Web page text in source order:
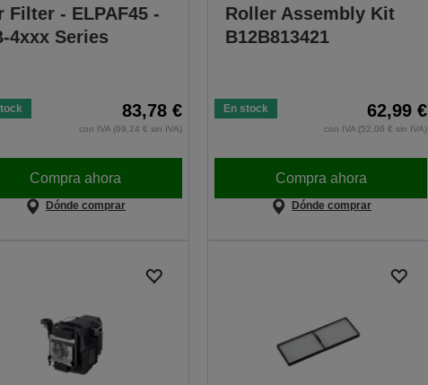
Filter - ELPAF45 -
4xxx Series
83,78 €
con IVA (69,24 € sin IVA)
Compra ahora
Dónde comprar
Roller Assembly Kit
B12B813421
En stock 62,99 €
con IVA (52,06 € sin IVA)
Compra ahora
Dónde comprar